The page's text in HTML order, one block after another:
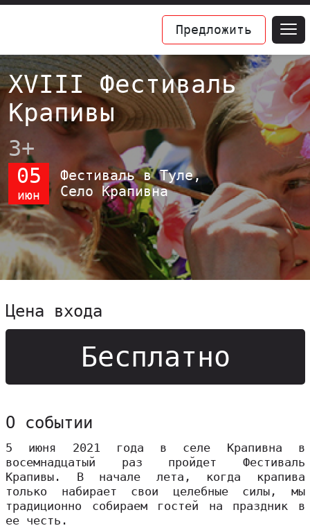
Предложить
XVIII Фестиваль
Крапивы
3+
05
июн
Фестиваль в Туле,
Село Крапивна
Цена входа
Бесплатно
О событии
5 июня 2021 года в селе Крапивна в
восемнадцатый раз пройдет Фестиваль
Крапивы. В начале лета, когда крапива
только набирает свои целебные силы, мы
традиционно собираем гостей на праздник в
ее честь.